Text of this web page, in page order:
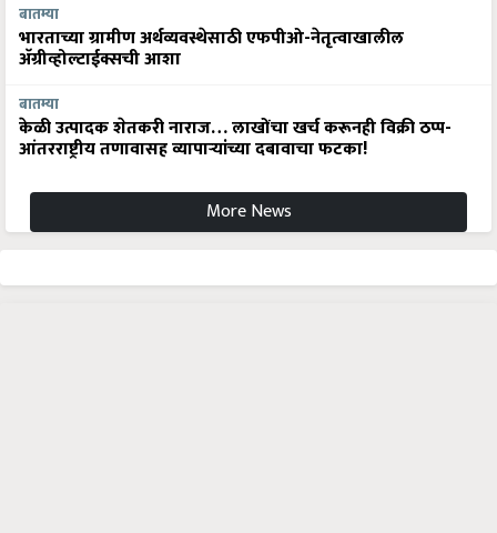
बातम्या
भारताच्या ग्रामीण अर्थव्यवस्थेसाठी एफपीओ-नेतृत्वाखालील
अ‍ॅग्रीव्होल्टाईक्सची आशा
बातम्या
केळी उत्पादक शेतकरी नाराज… लाखोंचा खर्च करूनही विक्री ठप्प-
आंतरराष्ट्रीय तणावासह व्यापाऱ्यांच्या दबावाचा फटका!
More News